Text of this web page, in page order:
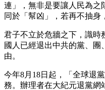
連」，無非是要讓人民為之
同於「幫凶」，若再不抽身
君子不立於危牆之下，識時
國人已經退出中共的黨、團
由。
今年8月18日起，「全球退
務。辦理者在大紀元退黨網